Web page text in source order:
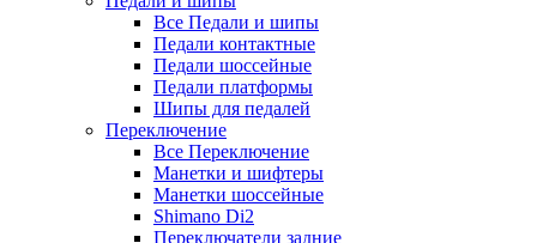
Все Педали и шипы
Педали контактные
Педали шоссейные
Педали платформы
Шипы для педалей
Переключение
Все Переключение
Манетки и шифтеры
Манетки шоссейные
Shimano Di2
Переключатели задние